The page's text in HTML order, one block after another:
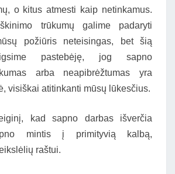
o kitus atmesti kaip netinkamus.
trūkumų galime padaryti
požiūris neteisingas, bet šią
pastebėję, jog sapno
arba neapibrėžtumas yra
visiškai atitinkanti mūsų lūkesčius.
kad sapno darbas išverčia
mintis į primityvią kalbą,
raštui.